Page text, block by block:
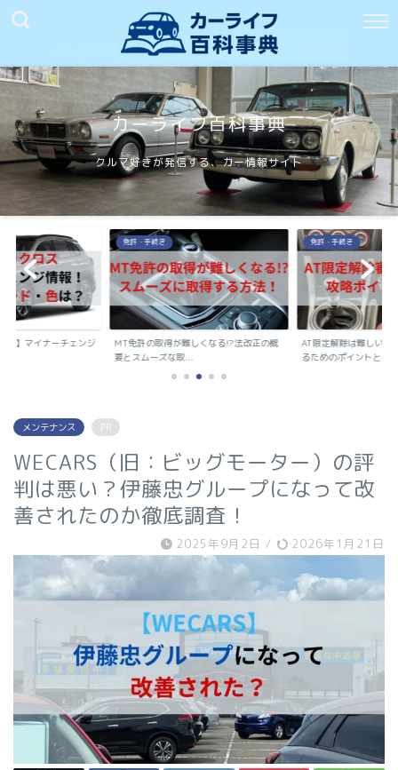
カーライフ百科事典
クルマ好きが発信する、カー情報サイト
ス】マイナーチェンジ
免許・手続き
MT免許の取得が難しくなる!?法改正の概
要とスムーズな取...
免許・手続き
AT限定解除は難しい？
るためのポイントと...
メンテナンス PR
WECARS（旧：ビッグモーター）の評
判は悪い？伊藤忠グループになって改
善されたのか徹底調査！
2025年9月2日 / 2026年1月21日